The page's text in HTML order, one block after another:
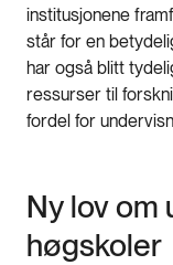
institusjonene
står for en
har også blitt
ressurser til
fordel for
Ny lov om
høgskoler